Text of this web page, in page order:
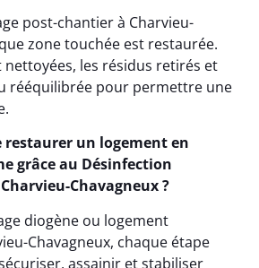
post-chantier à Charvieu-
zone touchée est restaurée.
nettoyées, les résidus retirés et
rééquilibrée pour permettre une
restaurer un logement en
grâce au Désinfection
Chavagneux ?
diogène ou logement
Chavagneux, chaque étape
assainir et stabiliser